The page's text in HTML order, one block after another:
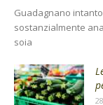
Guadagnano
sostanzialmente
soia